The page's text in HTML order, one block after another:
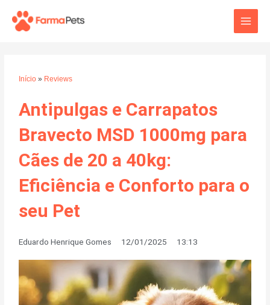
para
Main
Início » Reviews
Antipulgas e Carrapatos
Bravecto MSD 1000mg para
Cães de 20 a 40kg:
Eficiência e Conforto para o
seu Pet
Eduardo Henrique Gomes 12/01/2025 13:13